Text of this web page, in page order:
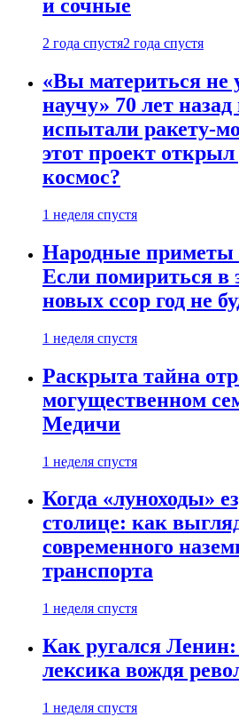
и сочные
2 года спустя2 года спустя
«Вы материться не
научу» 70 лет
испытали ракету-
этот проект открыл
космос?
1 неделя спустя
Народные приметы
Если помириться в
новых ссор год не
1 неделя спустя
Раскрыта тайна
могущественном
Медичи
1 неделя спустя
Когда «луноходы»
столице: как
современного
транспорта
1 неделя спустя
Как ругался Ленин:
лексика вождя
1 неделя спустя